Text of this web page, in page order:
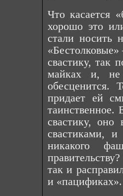
Что касается
хорошо это
стали носить
свастику, так
майках и, не
обесценится.
придает ей
таинственное.
свастику,
свастиками,
никакого
так и
и «пацификах».